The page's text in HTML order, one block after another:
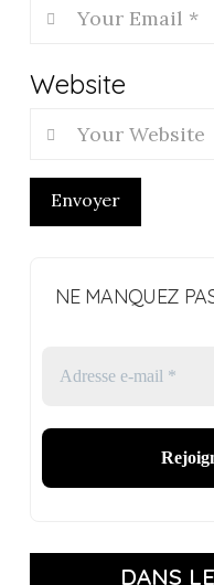
Website
Envoyer
NE MANQUEZ
DANS